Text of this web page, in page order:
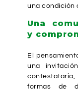
una condición
Una
y
El
una
formas de